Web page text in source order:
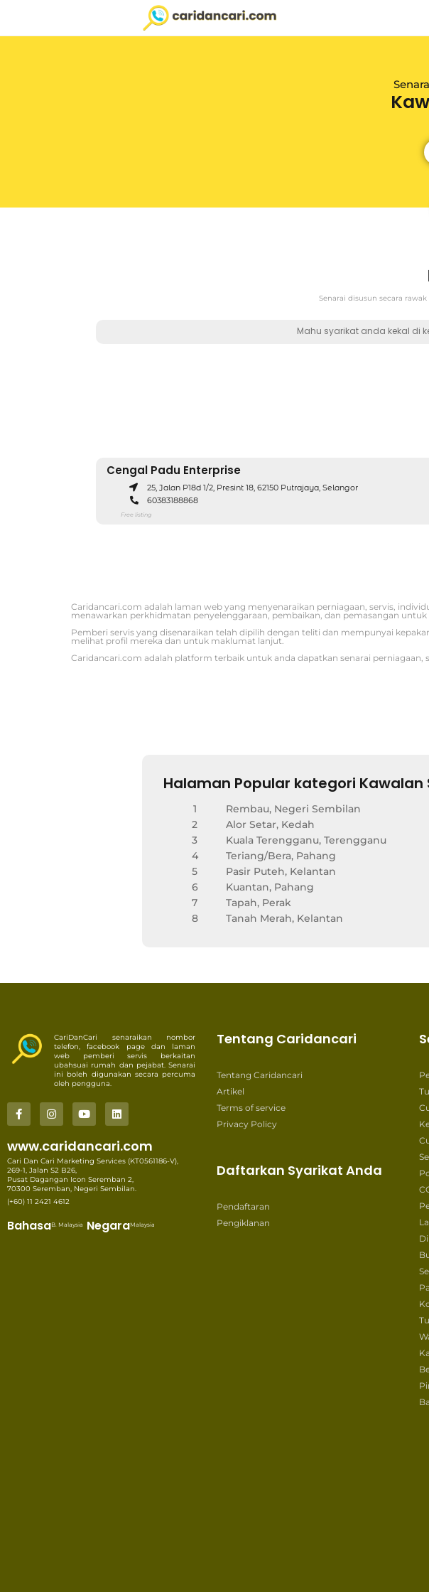
Senarai disusun secara
Mahu syarikat anda kekal di
Cengal Padu Enterprise
25, Jalan P18d 1/2, Presint 18, 62150 Putrajaya, Selangor
60383188868
Free listing
Caridancari.com adalah laman web yang menyenaraikan perniagaan, servis,
menawarkan perkhidmatan penyelenggaraan, pembaikan, dan pemasangan untuk
Pemberi servis yang disenaraikan telah dipilih dengan teliti dan mempunyai
melihat profil mereka dan untuk maklumat lanjut.
Caridancari.com adalah platform terbaik untuk anda dapatkan senarai
Halaman Popular kategori
1
Rembau, Negeri Sembilan
2
Alor Setar, Kedah
3
Kuala Terengganu, Terengganu
4
Teriang/Bera, Pahang
5
Pasir Puteh, Kelantan
6
Kuantan, Pahang
7
Tapah, Perak
8
Tanah Merah, Kelantan
CariDanCari senaraikan nombor
telefon, facebook page dan laman
web pemberi servis berkaitan
ubahsuai rumah dan pejabat. Senarai
ini boleh digunakan secara percuma
oleh pengguna.
www.caridancari.com
Cari Dan Cari Marketing Services (KT0561186-V),
269-1, Jalan S2 B26,
Pusat Dagangan Icon Seremban 2,
70300 Seremban, Negeri Sembilan.
(+60) 11 2421 4612
BahasaB. Malaysia NegaraMalaysia
Tentang Caridancari
Tentang Caridancari
Artikel
Terms of service
Privacy Policy
Daftarkan Syarikat Anda
Pendaftaran
Pengiklanan